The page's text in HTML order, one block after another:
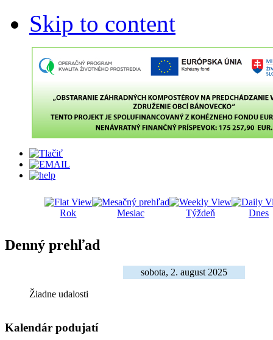
Skip to content
Rok Mesiac Týždeň Dnes
Denný prehľad
sobota, 2. august 2025
Žiadne udalosti
Kalendár podujatí